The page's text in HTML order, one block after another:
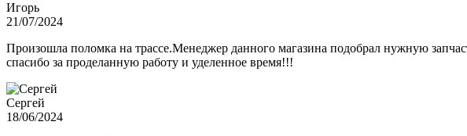
Игорь
21/07/2024
Произошла поломка на трассе.Менеджер данного магазина подобрал нужную
спасибо за проделанную работу и уделенное время!!!
Сергей
18/06/2024